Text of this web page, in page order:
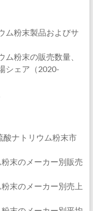
ム粉末製品およびサ
粉末の販売数量、
シェア（2020-
酸ナトリウム粉末市
末のメーカー別販売
末のメーカー別売上